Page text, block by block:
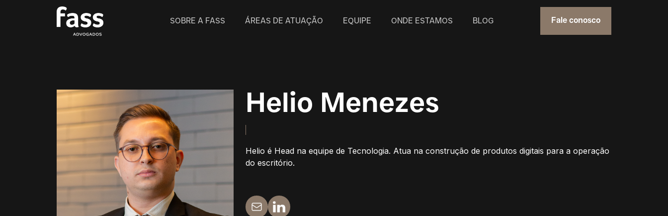
SOBRE A FASS ÁREAS DE ATUAÇÃO EQUIPE ONDE ESTAMOS BLOG Fale conosco
Helio Menezes
Helio é Head na equipe de Tecnologia. Atua na construção de produtos digitais para a operação
do escritório.